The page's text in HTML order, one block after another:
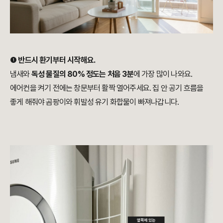
❶ 반드시 환기부터 시작해요.
냄새와독성 물질의 80% 정도는 처음 3분에 가장 많이 나와요.
에어컨을 켜기 전에는 창문부터 활짝 열어주세요. 집 안 공기 흐름을
좋게 해줘야 곰팡이와 휘발성 유기 화합물이 빠져나갑니다.